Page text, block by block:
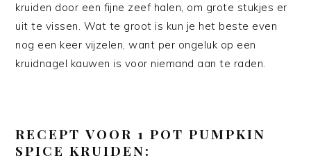
kruiden door een fijne zeef halen, om grote stukjes er
uit te vissen. Wat te groot is kun je het beste even
nog een keer vijzelen, want per ongeluk op een
kruidnagel kauwen is voor niemand aan te raden.
RECEPT VOOR 1 POT PUMPKIN
SPICE KRUIDEN: